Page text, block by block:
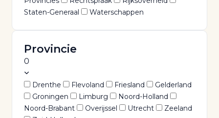
Staten-Generaal
Waterschappen
Provincie
0
Drenthe Flevoland Friesland
Gelderland
Groningen
Limburg
Noord-Holland
Noord-Brabant
Overijssel Utrecht
Zeeland